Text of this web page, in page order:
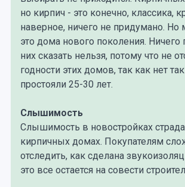
но кирпич - это конечно, классика,
наверное, ничего не придумано. Но
это дома нового поколения. Ничего
них сказать нельзя, потому что не
годности этих домов, так как нет
простояли 25-30 лет.
Слышимость
Слышимость в новостройках
кирпичных домах. Покупателям
отследить, как сделана
это все остается на совести